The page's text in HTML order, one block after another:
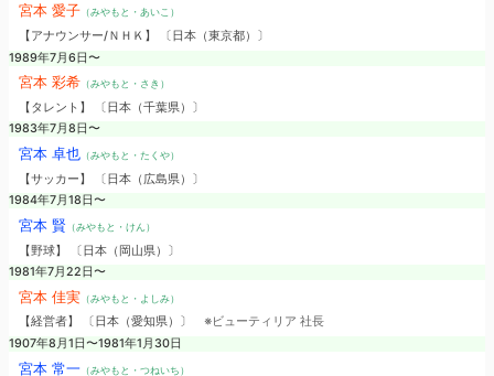
宮本 愛子（みやもと・あいこ）
【アナウンサー/ＮＨＫ】 〔日本（東京都）〕
1989年7月6日〜
宮本 彩希（みやもと・さき）
【タレント】 〔日本（千葉県）〕
1983年7月8日〜
宮本 卓也（みやもと・たくや）
【サッカー】 〔日本（広島県）〕
1984年7月18日〜
宮本 賢（みやもと・けん）
【野球】 〔日本（岡山県）〕
1981年7月22日〜
宮本 佳実（みやもと・よしみ）
【経営者】 〔日本（愛知県）〕 ※ビューティリア 社長
1907年8月1日〜1981年1月30日
宮本 常一（みやもと・つねいち）